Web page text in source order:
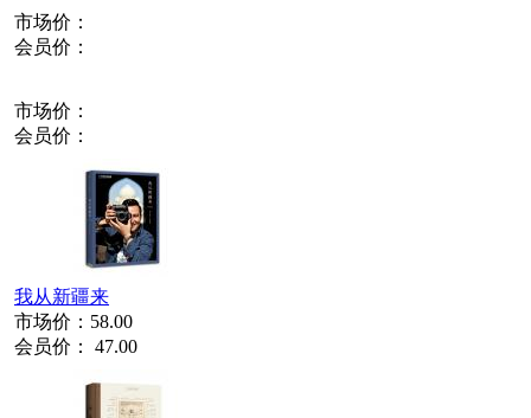
市场价：
会员价：
市场价：
会员价：
我从新疆来
市场价： 58.00
会员价： 47.00